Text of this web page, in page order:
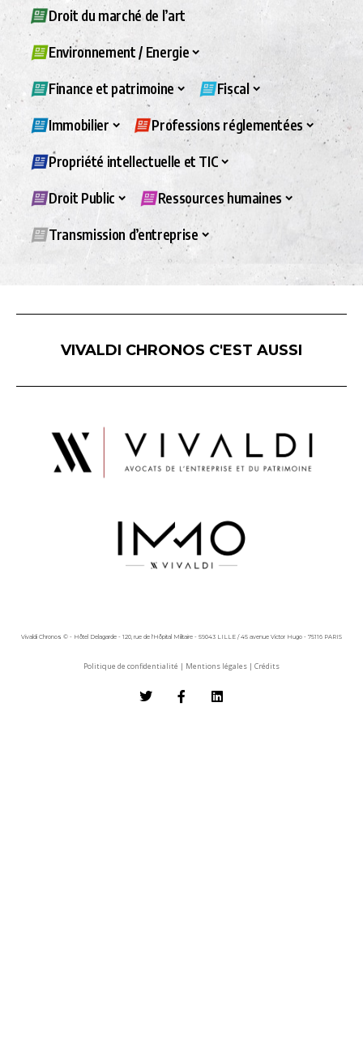
Droit du marché de l’art
Environnement / Energie
Finance et patrimoine Fiscal
Immobilier Professions réglementées
Propriété intellectuelle et TIC
Droit Public Ressources humaines
Transmission d’entreprise
VIVALDI CHRONOS C'EST AUSSI
Vivaldi Chronos © - Hôtel Delagarde - 120, rue de l'Hôpital Militaire - 59043 LILLE / 45 avenue Victor Hugo - 75116 PARIS
Politique de confidentialité | Mentions légales | Crédits